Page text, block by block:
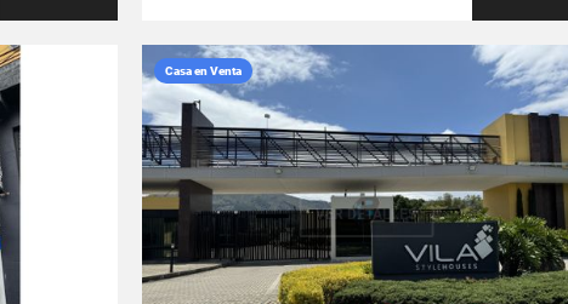
Casa en Venta
VER DETALLES